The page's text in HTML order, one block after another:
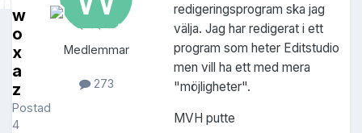
w
o
x
a
z
Postad
4
Medlemmar
273
redigeringsprogram ska jag
välja. Jag har redigerat i ett
program som heter Editstudio
men vill ha ett med mera
"möjligheter".
MVH putte